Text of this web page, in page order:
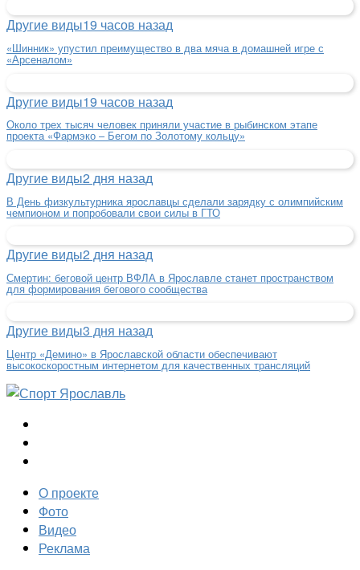
Другие виды19 часов назад
«Шинник» упустил преимущество в два мяча в домашней игре с
«Арсеналом»
Другие виды19 часов назад
Около трех тысяч человек приняли участие в рыбинском этапе
проекта «Фармэко – Бегом по Золотому кольцу»
Другие виды2 дня назад
В День физкультурника ярославцы сделали зарядку с олимпийским
чемпионом и попробовали свои силы в ГТО
Другие виды2 дня назад
Смертин: беговой центр ВФЛА в Ярославле станет пространством
для формирования бегового сообщества
Другие виды3 дня назад
Центр «Демино» в Ярославской области обеспечивают
высокоскоростным интернетом для качественных трансляций
О проекте
Фото
Видео
Реклама